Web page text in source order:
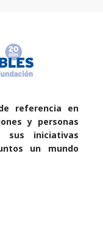
referencia en
y personas
iniciativas
un mundo